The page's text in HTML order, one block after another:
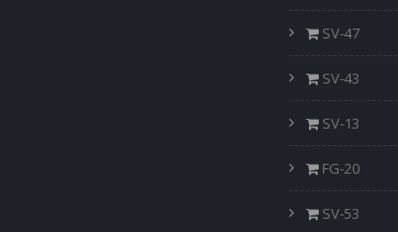
SV-47
SV-43
SV-13
FG-20
SV-53